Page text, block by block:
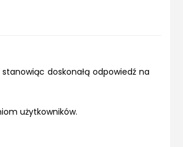
doskonałą odpowiedź na
użytkowników.